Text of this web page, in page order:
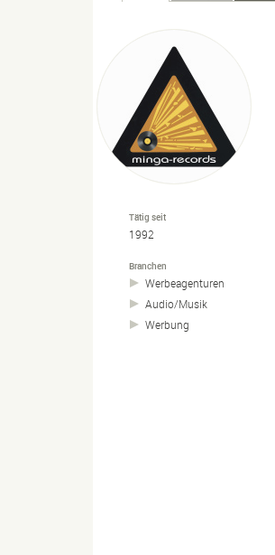
Tätig seit
1992
Branchen
Werbeagenturen
Audio/Musik
Werbung